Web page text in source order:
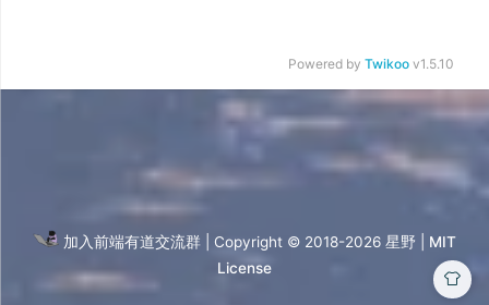
Powered by Twikoo v1.5.10
加入前端有道交流群 | Copyright © 2018-2026 星野 | MIT
License